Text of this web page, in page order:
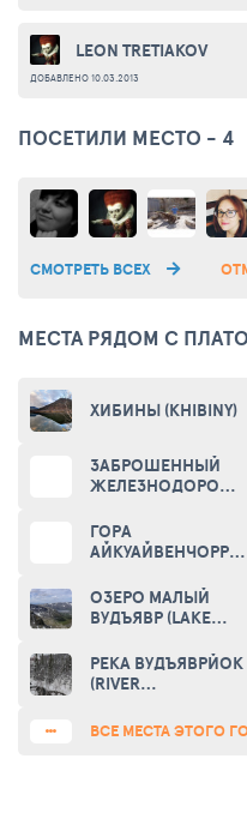
Апатитовый рудник входит
LEON TRETIAKOV
ДОБАВЛЕНО 10.03.2013
ПОСЕТИЛИ МЕСТО - 4
СМОТРЕТЬ ВСЕХ
МЕСТА РЯДОМ С
ХИБИНЫ (KHIBINY)
ЗАБРОШЕННЫЙ
(ABANDONED TRAIN
STATION)
ГОРА
АЙКУАЙВЕНЧОРР
ОЗЕРО МАЛЫЙ
ВУДЪЯВР (LAKE
WOODYAVR)
РЕКА ВУДЪЯВРЙОК
(RIVER
ВСЕ МЕСТА ЭТОГО